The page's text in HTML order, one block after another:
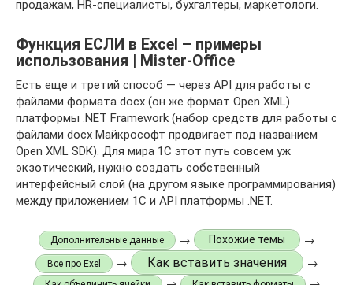
продажам, HR-специалисты, бухгалтеры, маркетологи.
Функция ЕСЛИ в Excel – примеры
использования | Mister-Office
Есть еще и третий способ — через API для работы с
файлами формата docx (он же формат Open XML)
платформы .NET Framework (набор средств для работы с
файлами docx Майкрософт продвигает под названием
Open XML SDK). Для мира 1С этот путь совсем уж
экзотический, нужно создать собственный
интерфейсный слой (на другом языке программирования)
между приложением 1С и API платформы .NET.
Дополнительные данные → Похожие темы →
Все про Exel → Как вставить значения →